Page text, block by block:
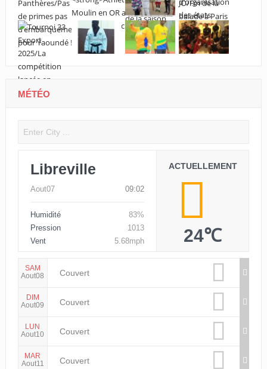
MÉTÉO
Libreville
Aout07 09:02
Humidité
83%
Pression
1013
Vent
5.68mph
ACTUELLEMENT
24℃
SAM
Aout08
Couvert
DIM
Aout09
Couvert
LUN
Aout10
Couvert
MAR
Aout11
Couvert